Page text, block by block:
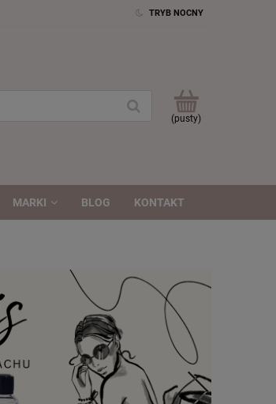
TRYB NOCNY
(pusty)
MARKI BLOG KONTAKT